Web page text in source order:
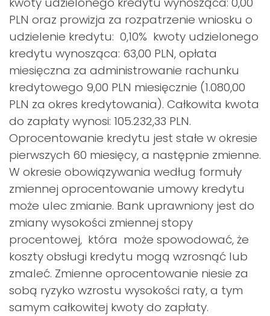
PLN oraz prowizja za rozpatrzenie wniosku o
udzielenie kredytu: 0,10% kwoty udzielonego
kredytu wynosząca: 63,00 PLN, opłata
miesięczna za administrowanie rachunku
kredytowego 9,00 PLN miesięcznie (1.080,00
PLN za okres kredytowania). Całkowita kwota
do zapłaty wynosi: 105.232,33 PLN.
Oprocentowanie kredytu jest stałe w okresie
pierwszych 60 miesięcy, a następnie zmienne.
W okresie obowiązywania według formuły
zmiennej oprocentowanie umowy kredytu
może ulec zmianie. Bank uprawniony jest do
zmiany wysokości zmiennej stopy
procentowej, która może spowodować, że
koszty obsługi kredytu mogą wzrosnąć lub
zmaleć. Zmienne oprocentowanie niesie za
sobą ryzyko wzrostu wysokości raty, a tym
samym całkowitej kwoty do zapłaty.